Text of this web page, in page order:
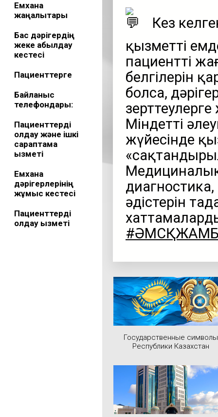
Емхана
жаңалықтары
Бас дәрігердің
жеке қабылдау
кестесі
Пациенттерге
Байланыс
телефондары:
Пациенттерді
қолдау және ішкі
сараптама
қызметі
Емхана
дәрігерлерінің
жұмыс кестесі
Пациенттерді
қолдау қызметі
Кез
қызметті
пациенттің
белгілерін
болса,
Міндетті
жүйесінде
диагностика,
әдістерін
Государственные символы
Республики Казахстан